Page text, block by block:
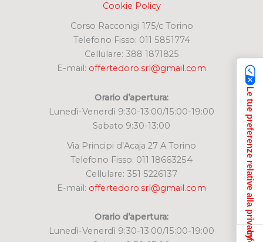
Cookie Policy
Corso Racconigi 175/c Torino
Telefono Fisso: 011 5851774
Cellulare: 388 1871825
E-mail: offertedoro.srl@gmail.com
Orario d’apertura:
Lunedì-Venerdì 9:30-13:00/15:00-19:00
Sabato 9:30-13:00
Via Principi d’Acaja 27 A Torino
Telefono Fisso: 011 18663254
Cellulare: 351 5226137
E-mail: offertedoro.srl@gmail.com
Orario d’apertura:
Lunedì-Venerdì 9:30-13:00/15:00-19:00
Le tue preferenze relative alla privacy